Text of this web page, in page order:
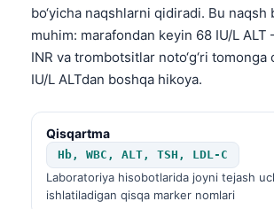
bo‘yicha naqshlarni qidiradi. Bu naqsh
muhim: marafondan keyin 68 IU/L
INR va trombotsitlar noto‘g‘ri tomonga
IU/L ALTdan boshqa hikoya.
Qisqartma
Hb, WBC, ALT, TSH, LDL-C
Laboratoriya hisobotlarida joyni tejash
ishlatiladigan qisqa marker nomlari